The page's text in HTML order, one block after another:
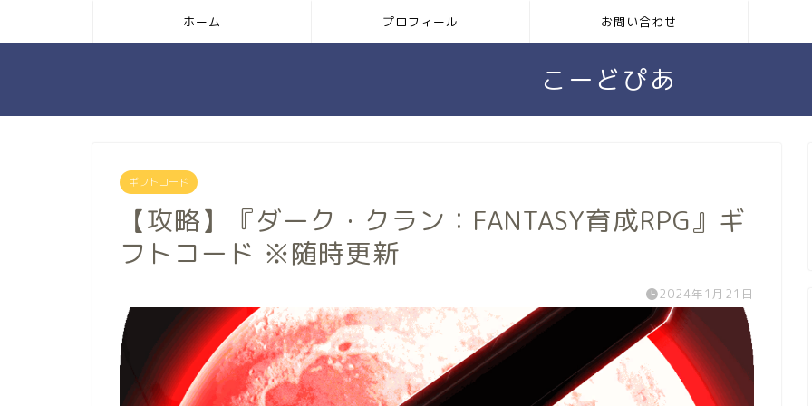
ホーム プロフィール お問い合わせ
こーどぴあ
ギフトコード
【攻略】『ダーク・クラン：FANTASY育成RPG』ギ
フトコード ※随時更新
2024年1月21日